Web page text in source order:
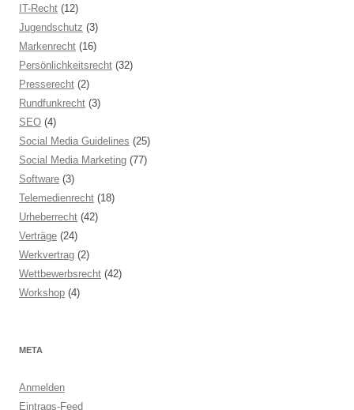
IT-Recht (12)
Jugendschutz (3)
Markenrecht (16)
Persönlichkeitsrecht (32)
Presserecht (2)
Rundfunkrecht (3)
SEO (4)
Social Media Guidelines (25)
Social Media Marketing (77)
Software (3)
Telemedienrecht (18)
Urheberrecht (42)
Verträge (24)
Werkvertrag (2)
Wettbewerbsrecht (42)
Workshop (4)
META
Anmelden
Eintrags-Feed